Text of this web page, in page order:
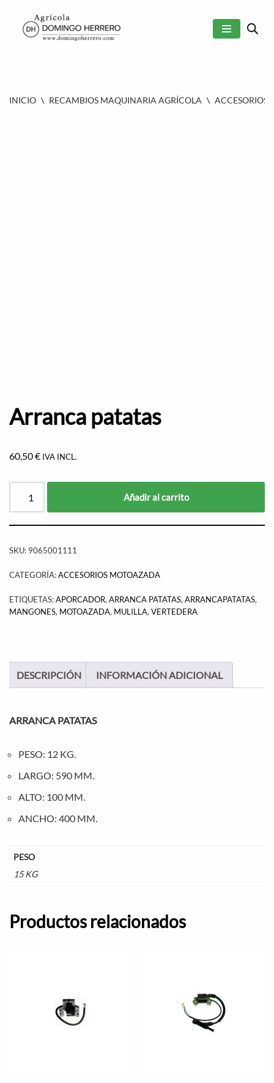
SALTAR
INICIO \ RECAMBIOS MAQUINARIA AGRÍCOLA \ ACCESORIOS
Arranca patatas
60,50€ IVA INCL.
Añadir al carrito
SKU: 9065001111
CATEGORÍA:ACCESORIOS MOTOAZADA
ETIQUETAS:APORCADOR, ARRANCA PATATAS, ARRANCAPATATAS,
MANGONES, MOTOAZADA, MULILLA, VERTEDERA
DESCRIPCIÓN INFORMACIÓN ADICIONAL
ARRANCA PATATAS
PESO: 12 KG.
LARGO: 590 MM.
ALTO: 100 MM.
ANCHO: 400 MM.
PESO
15 KG
Productos relacionados